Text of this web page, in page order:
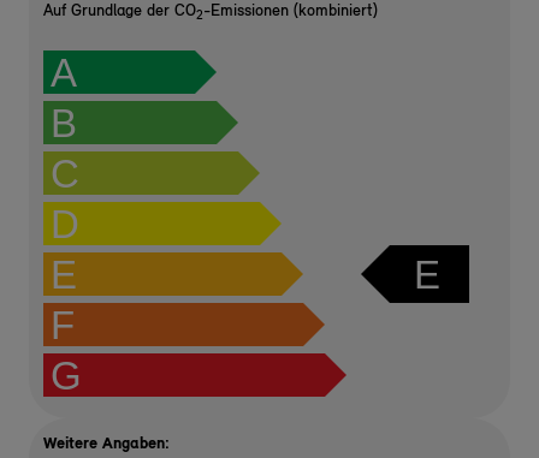
Auf Grundlage der CO2-Emissionen (kombiniert)
A
B
C
D
E
F
G
E
Weitere Angaben: